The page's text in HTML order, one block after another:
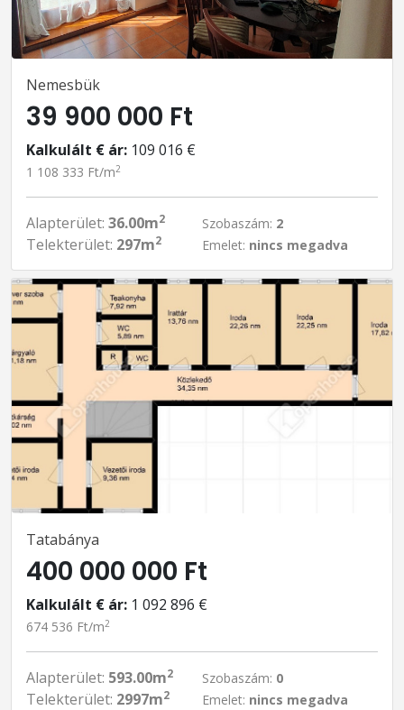
Nemesbük
39 900 000 Ft
Kalkulált € ár: 109 016 €
1 108 333 Ft/m2
Alapterület: 36.00m2
Telekterület: 297m2
Szobaszám: 2
Emelet: nincs megadva
Tatabánya
400 000 000 Ft
Kalkulált € ár: 1 092 896 €
674 536 Ft/m2
Alapterület: 593.00m2
Telekterület: 2997m2
Szobaszám: 0
Emelet: nincs megadva